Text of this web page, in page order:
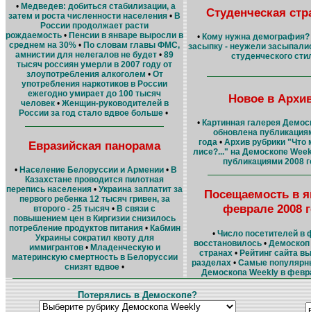
• Медведев: добиться стабилизации, а
затем и роста численности населения • В
России продолжает расти
рождаемость • Пенсии в январе выросли в
среднем на 30% • По словам главы ФМС,
амнистии для нелегалов не будет • 89
тысяч россиян умерли в 2007 году от
злоупотребления алкоголем • От
употребления наркотиков в России
ежегодно умирает до 100 тысяч
человек• Женщин-руководителей в
России за год стало вдвое больше •
Евразийская панорама
• Население Белоруссии и Армении•В
Казахстане проводится пилотная
перепись населения • Украина заплатит за
первого ребенка 12 тысяч гривен, за
второго - 25 тысяч • В связи с
повышением цен в Киргизии снизилось
потребление продуктов питания• Кабмин
Украины сократил квоту для
иммигрантов• Младенческую и
материнскую смертность в Белоруссии
снизят вдвое •
Студенческая
• Кому нужна демография?
засыпку - неужели
студенческого
Новое в
• Картинная галерея
обновлена
года • Архив рубрики "Что
лисе?..." на Демоскопе
публикациями 2008
Посещаемость в
феврале 2008
• Число посетителей в
восстановилось • Демоскоп
странах• Рейтинг сайта
разделах• Самые
Демоскопа Weekly в
Потерялись в Демоскопе?